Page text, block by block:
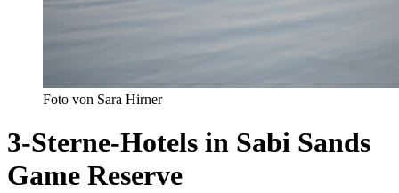
Foto von Sara Hirner
3-Sterne-Hotels in Sabi Sands
Game Reserve